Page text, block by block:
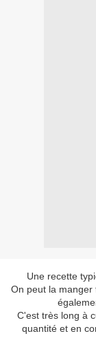
Une recette
​On peut la manger
C'est très long à
quantité et en